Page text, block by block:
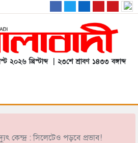
২০২৬ খ্রিস্টাব্দ | ২৩শে শ্রাবণ ১৪৩৩ বঙ্গাব্দ
কেন্দ্র : সিলেটেও পড়বে প্রভাব!